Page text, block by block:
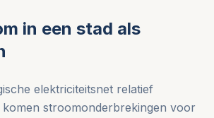
in een stad als
elektriciteitsnet relatief
stroomonderbrekingen voor